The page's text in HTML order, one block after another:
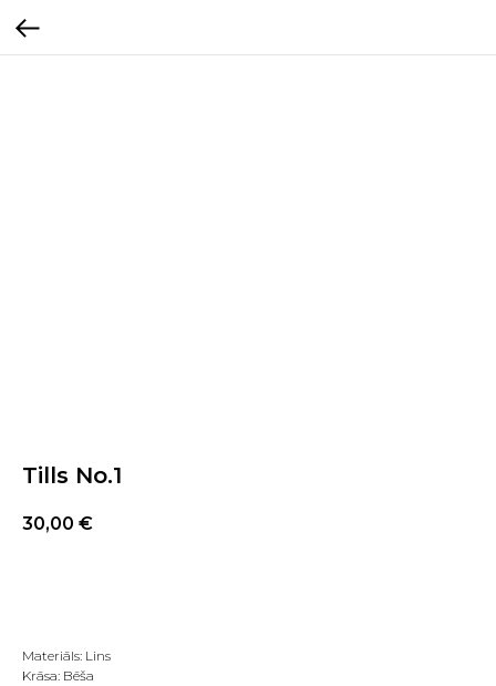
Tills No.1
30,00 €
Materiāls: Lins
Krāsa: Bēša